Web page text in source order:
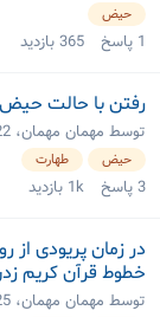
حیض
1 پاسخ 365بازدید
رفتن با حالت حیض
توسط مهمان مهمان، 22
حیض طهارت
3پاسخ 1k بازدید
در زمان پریودی
خطوط قرآن كريم
توسط مهمان مهمان، 25